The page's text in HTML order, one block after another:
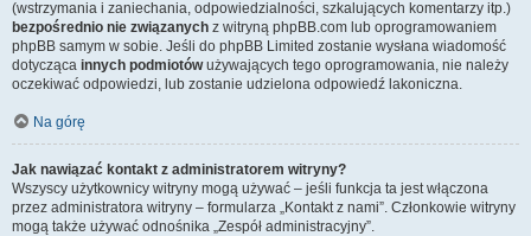
(wstrzymania i zaniechania, odpowiedzialności, szkalujących komentarzy itp.)
bezpośrednio nie związanych z witryną phpBB.com lub oprogramowaniem
phpBB samym w sobie. Jeśli do phpBB Limited zostanie wysłana wiadomość
dotycząca innych podmiotówużywających tego oprogramowania, nie należy
oczekiwać odpowiedzi, lub zostanie udzielona odpowiedź lakoniczna.
Na górę
Jak nawiązać kontakt z administratorem witryny?
Wszyscy użytkownicy witryny mogą używać – jeśli funkcja ta jest włączona
przez administratora witryny – formularza „Kontakt z nami”. Członkowie witryny
mogą także używać odnośnika „Zespół administracyjny”.